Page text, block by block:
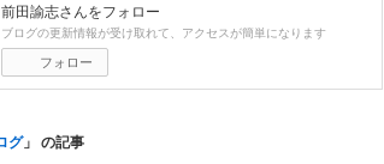
前田諭志さんをフォロー
ブログの更新情報が受け取れて、アクセスが簡単になります
フォロー
グ」 の記事